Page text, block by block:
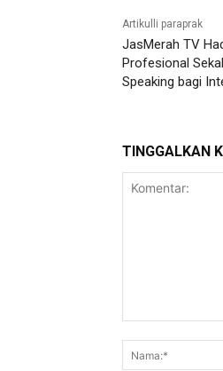
Artikulli paraprak
JasMerah TV
Profesional
Speaking bagi
TINGGALKAN